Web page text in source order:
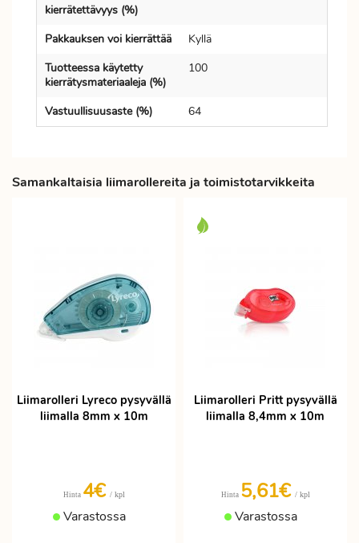
kierrätettävyys (%)
Pakkauksen voi kierrättää
Kyllä
Tuotteessa käytetty
kierrätysmateriaaleja (%)
100
Vastuullisuusaste (%) 64
Samankaltaisia liimarollereita ja toimistotarvikkeita
Liimarolleri Lyreco pysyvällä
liimalla 8mm x 10m
Hinta 4€ / kpl
Varastossa
Liimarolleri Pritt pysyvällä
liimalla 8,4mm x 10m
Hinta 5,61€ / kpl
Varastossa